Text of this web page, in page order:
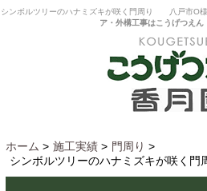
シンボルツリーのハナミズキが咲く門周り 八戸市O
ア・外構工事はこうげつえん
ホーム > 施工実績 > 門周り >
シンボルツリーのハナミズキが咲く門